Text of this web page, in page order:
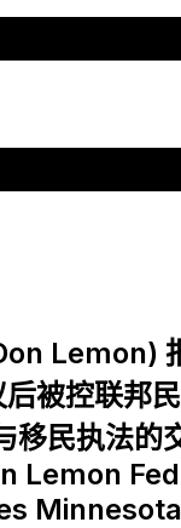
Lemon)
被控联邦
移民执法的
Lemon